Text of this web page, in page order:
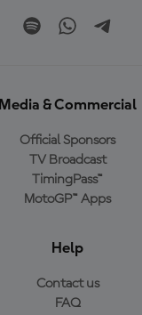
Media & Commercial
Official Sponsors
TV Broadcast
TimingPass™
MotoGP™ Apps
Help
Contact us
FAQ